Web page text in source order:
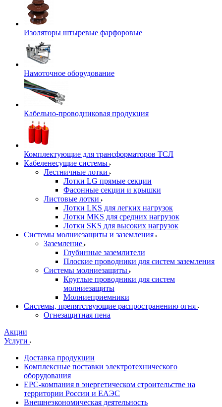
Изоляторы штыревые фарфоровые
Намоточное оборудование
Кабельно-проводниковая продукция
Комплектующие для трансформаторов ТСЛ
Кабеленесущие системы
Лестничные лотки
Лотки LG прямые секции
Фасонные секции и крышки
Листовые лотки
Лотки LKS для легких нагрузок
Лотки MKS для средних нагрузок
Лотки SKS для высоких нагрузок
Системы молниезащиты и заземления
Заземление
Глубинные заземлители
Плоские проводники для систем заземления
Системы молниезащиты
Круглые проводники для систем
молниезащиты
Молниеприемники
Системы, препятствующие распространению огня
Огнезащитная пена
Акции
Услуги
Доставка продукции
Комплексные поставки электротехнического
оборудования
EPC-компания в энергетическом строительстве на
территории России и ЕАЭС
Внешнеэкономическая деятельность